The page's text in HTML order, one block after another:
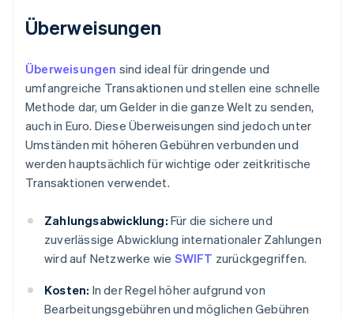
Überweisungen
Überweisungen sind ideal für dringende und
umfangreiche Transaktionen und stellen eine schnelle
Methode dar, um Gelder in die ganze Welt zu senden,
auch in Euro. Diese Überweisungen sind jedoch unter
Umständen mit höheren Gebühren verbunden und
werden hauptsächlich für wichtige oder zeitkritische
Transaktionen verwendet.
Zahlungsabwicklung: Für die sichere und
zuverlässige Abwicklung internationaler Zahlungen
wird auf Netzwerke wie SWIFT zurückgegriffen.
Kosten: In der Regel höher aufgrund von
Bearbeitungsgebühren und möglichen Gebühren